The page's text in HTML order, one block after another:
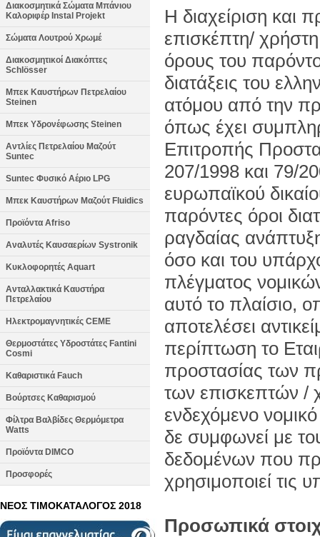
Διακοσμητικά Σώματα Μπάνιου
Καλοριφέρ Instal Projekt
Σώματα Λουτρού Χρωμέ
Διακοσμητικοί Διακόπτες
Schlösser
Μπεκ Καυστήρων Πετρελαίου
Steinen
Μπεκ Υδρονέφωσης Steinen
Αντλίες Πετρελαίου Μαζούτ
Suntec
Suntec Φυσικό Αέριο LPG
Μπεκ Καυστήρων Μαζούτ Fluidics
Προϊόντα Afriso
Αναλυτές Καυσαερίων Systronik
Κυκλοφορητές Aquart
Ανταλλακτικά Καυστήρα
Πετρελαίου
Ηλεκτρομαγνητικές CEME
Θερμοστάτες Υδροστάτες Fantini
Cosmi
Καθαριστικά Fauch
Βούρτσες Καθαρισμού
Φίλτρα Βαλβίδες Θερμόμετρα
Watts
Προϊόντα DIMCO
Προσφορές
ΝΕΟΣ ΤΙΜΟΚΑΤΑΛΟΓΟΣ 2018
Η διαχείριση και
επισκέπτη/
όρους του
διατάξεις του
ατόμου από την
όπως έχει
Επιτροπής
207/1998 και 79/
ευρωπαϊκού
παρόντες όροι
ραγδαίας
όσο και του
πλέγματος
αυτό το πλαίσιο,
αποτελέσει
περίπτωση το
προστασίας των
των επισκεπτών /
ενδεχόμενο
δε συμφωνεί με
δεδομένων που
χρησιμοποιεί τις
Προσωπικά